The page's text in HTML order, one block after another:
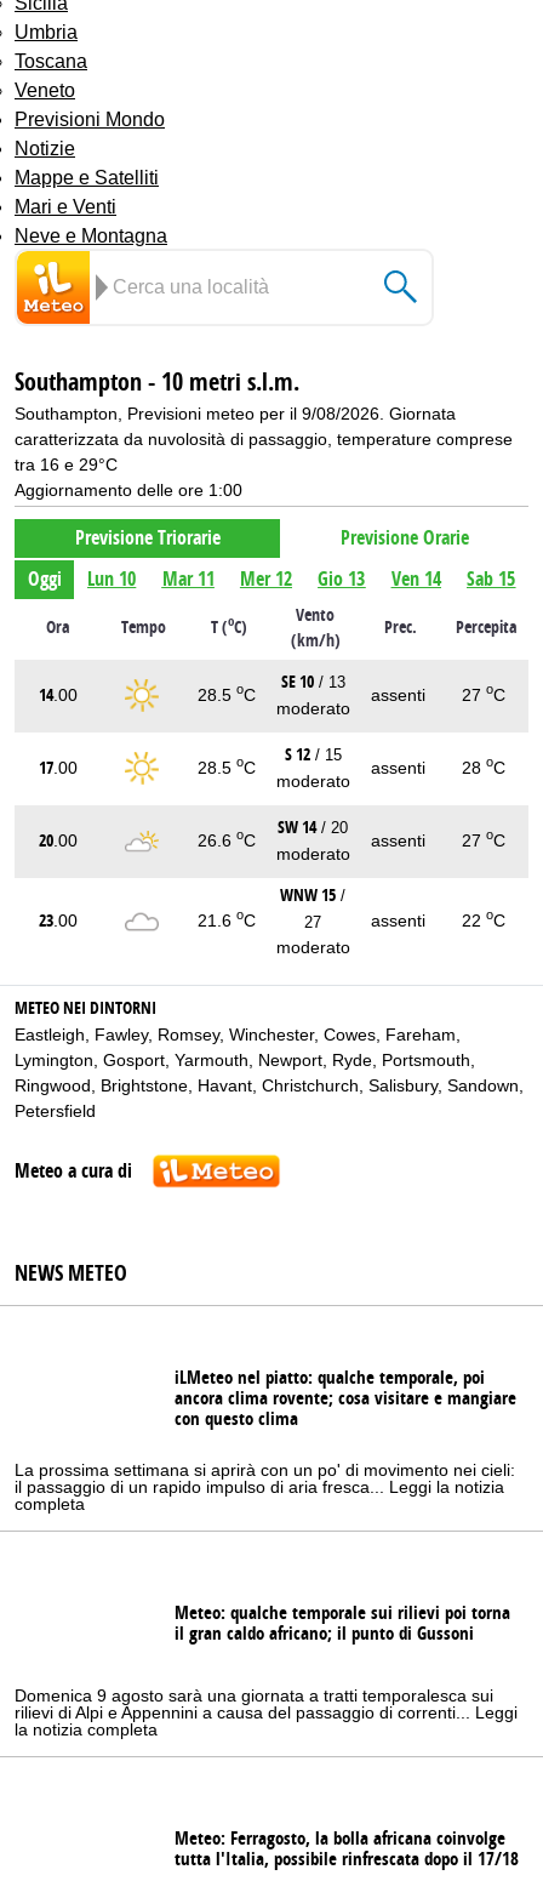
Umbria
Toscana
Veneto
Previsioni Mondo
Notizie
Mappe e Satelliti
Mari e Venti
Neve e Montagna
Southampton - 10 metri s.l.m.
Southampton, Previsioni meteo per il 9/08/2026. Giornata
caratterizzata da nuvolosità di passaggio, temperature comprese
tra 16 e 29°C
Aggiornamento delle ore 1:00
Previsione Triorarie
Previsione Orarie
Oggi
Lun 10 Mar 11 Mer 12 Gio 13 Ven 14 Sab 15
Ora Tempo T (oC)
Vento
(km/h)
Prec. Percepita
14.00 28.5 oC
SE 10 / 13
moderato
assenti 27 oC
17 .00 28.5 oC
S 12 / 15
moderato
assenti 28 oC
20 .00 26.6 oC
SW 14 / 20
moderato
assenti 27 oC
23 .00 21.6 oC
WNW 15 /
27
moderato
assenti 22 oC
METEO NEI DINTORNI
Eastleigh Fawley, Romsey, Winchester, Cowes Fareham
Lymington Gosport Yarmouth Newport Ryde Portsmouth
Ringwood
Brightstone Havant Christchurch Salisbury, Sandown
Petersfield
Meteo a cura di
NEWS METEO
iLMeteo nel piatto: qualche temporale, poi
ancora clima rovente; cosa visitare e mangiare
con questo clima
La prossima settimana si aprirà con un po' di movimento nei cieli:
il passaggio di un rapido impulso di aria fresca... Leggi la notizia
completa
Meteo: qualche temporale sui rilievi poi torna
il gran caldo africano; il punto di Gussoni
Domenica 9 agosto sarà una giornata a tratti temporalesca sui
rilievi di Alpi e Appennini a causa del passaggio di correnti... Leggi
la notizia completa
Meteo: Ferragosto, la bolla africana coinvolge
tutta l'Italia, possibile rinfrescata dopo il 17/18